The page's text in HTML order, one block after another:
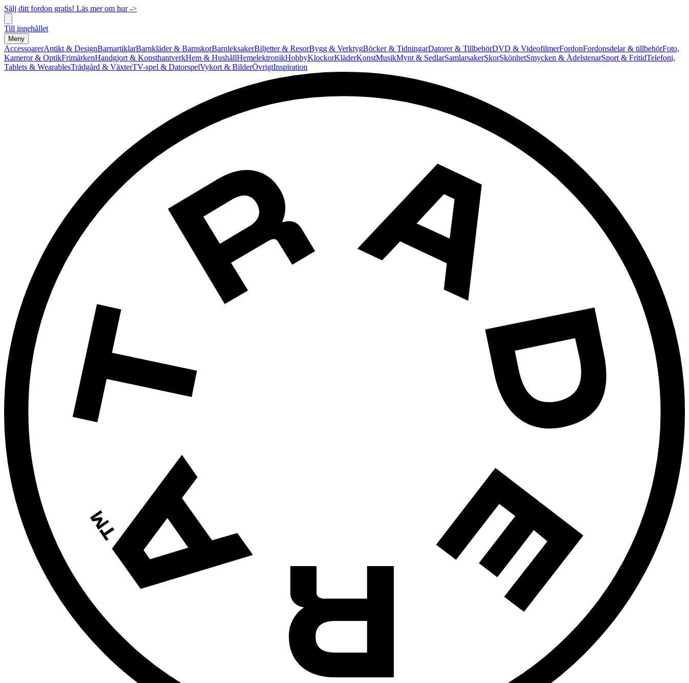
Sälj ditt fordon gratis! Läs mer om hur ->
Till innehållet
Meny
AccessoarerAntikt & DesignBarnartiklarBarnkläder & BarnskorBarnleksakerBiljetter & ResorBygg & VerktygBöcker & TidningarDatorer & TillbehörDVD & VideofilmerFordonFordonsdelar & tillbehörFoto,
Kameror & OptikFrimärkenHandgjort & KonsthantverkHem & HushållHemelektronikHobbyKlockorKläderKonstMusikMynt & SedlarSamlarsakerSkorSkönhetSmycken & ÄdelstenarSport & FritidTelefoni,
Tablets & WearablesTrädgård & VäxterTV-spel & DatorspelVykort & BilderÖvrigtInspiration